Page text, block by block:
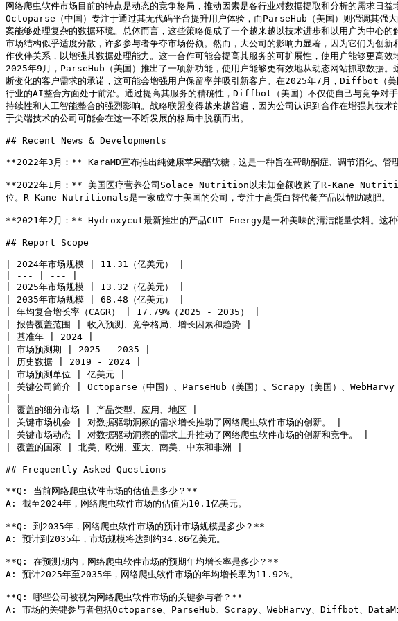
网络爬虫软件市场目前的特点是动态的竞争格局，推动因素是各行业对数据提取和分析的需求
Octoparse（中国）专注于通过其无代码平台提升用户体验，而ParseHub（美国）则强调其
案能够处理复杂的数据环境。总体而言，这些策略促成了一个越来越以技术进步和以用户为中心
市场结构似乎适度分散，许多参与者争夺市场份额。然而，大公司的影响力显著，因为它们为
作伙伴关系，以增强其数据处理能力。这一合作可能会提高其服务的可扩展性，使用户能够更
2025年9月，ParseHub（美国）推出了一项新功能，使用户能够更有效地从动态网站抓取数据
断变化的客户需求的承诺，这可能会增强用户保留率并吸引新客户。在2025年7月，Diffbot（
行业的AI整合方面处于前沿。通过提高其服务的精确性，Diffbot（美国）不仅使自己与竞争对
持续性和人工智能整合的强烈影响。战略联盟变得越来越普遍，因为公司认识到合作在增强其技
于尖端技术的公司可能会在这一不断发展的格局中脱颖而出。
## Recent News & Developments
**2022年3月：** KaraMD宣布推出纯健康苹果醋软糖，这是一种旨在帮助酮症、调节消化、管
**2022年1月：** 美国医疗营养公司Solace Nutrition以未知金额收购了R-Kane
位。R-Kane Nutritionals是一家成立于美国的公司，专注于高蛋白替代餐产品以帮助减肥。
**2021年2月：** Hydroxycut最新推出的产品CUT Energy是一种美味的清洁能量饮料。这种
## Report Scope
| 2024年市场规模 | 11.31（亿美元） |
| --- | --- |
| 2025年市场规模 | 13.32（亿美元） |
| 2035年市场规模 | 68.48（亿美元） |
| 年均复合增长率（CAGR） | 17.79%（2025 - 2035） |
| 报告覆盖范围 | 收入预测、竞争格局、增长因素和趋势 |
| 基准年 | 2024 |
| 市场预测期 | 2025 - 2035 |
| 历史数据 | 2019 - 2024 |
| 市场预测单位 | 亿美元 |
| 关键公司简介 | Octoparse（中国）、ParseHub（美国）、Scrapy（美国）、
| 覆盖的细分市场 | 产品类型、应用、地区 |
| 关键市场机会 | 对数据驱动洞察的需求增长推动了网络爬虫软件市场的创新。 |
| 关键市场动态 | 对数据驱动洞察的需求上升推动了网络爬虫软件市场的创新和竞争。 |
| 覆盖的国家 | 北美、欧洲、亚太、南美、中东和非洲 |
## Frequently Asked Questions
**Q: 当前网络爬虫软件市场的估值是多少？**
A: 截至2024年，网络爬虫软件市场的估值为10.1亿美元。
**Q: 到2035年，网络爬虫软件市场的预计市场规模是多少？**
A: 预计到2035年，市场规模将达到约34.86亿美元。
**Q: 在预测期内，网络爬虫软件市场的预期年均增长率是多少？**
A: 预计2025年至2035年，网络爬虫软件市场的年均增长率为11.92%。
**Q: 哪些公司被视为网络爬虫软件市场的关键参与者？**
A: 市场的关键参与者包括Octoparse、ParseHub、Scrapy、WebHarvy、Diffbot、